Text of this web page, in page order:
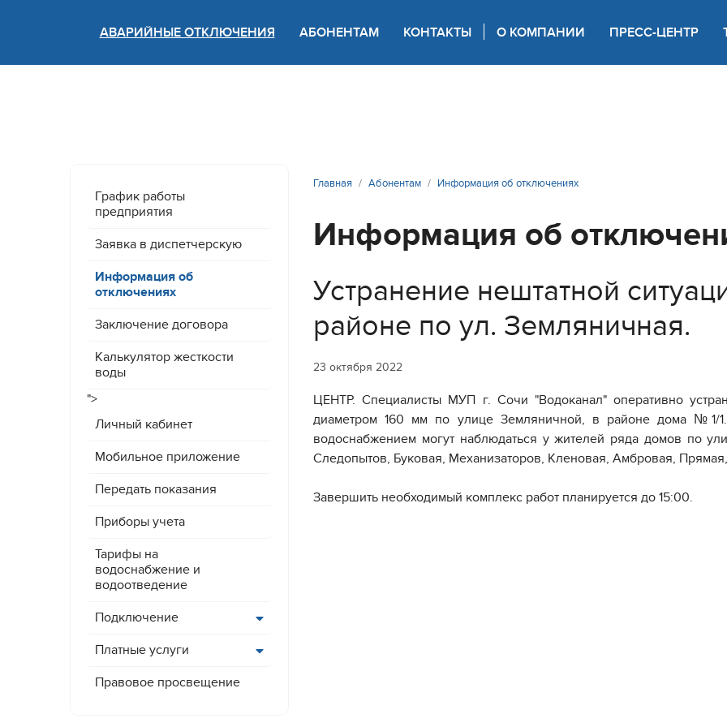
Версия для слабовидящих
АВАРИЙНЫЕ ОТКЛЮЧЕНИЯ АБОНЕНТАМ КОНТАКТЫ О КОМПАНИИ ПРЕСС-ЦЕНТР
График работы
предприятия
Заявка в диспетчерскую
Информация об
отключениях
Заключение договора
Калькулятор жесткости
воды
">
Личный кабинет
Мобильное приложение
Передать показания
Приборы учета
Тарифы на
водоснабжение и
водоотведение
Подключение
Платные услуги
Правовое просвещение
Главная Абонентам Информация об отключениях
Информация об
Устранение нештатной
районе по ул. Земляничная.
23 октября 2022
ЦЕНТР. Специалисты МУП г. Сочи "Водоканал" оперативно
диаметром 160 мм по улице Земляничной, в районе дома №1/
водоснабжением могут наблюдаться у жителей ряда домов по
Следопытов, Буковая, Механизаторов, Кленовая, Амбровая,
Завершить необходимый комплекс работ планируется до 15:00.